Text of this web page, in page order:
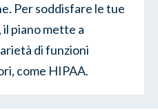
Per soddisfare le tue
piano mette a
di funzioni
come HIPAA.